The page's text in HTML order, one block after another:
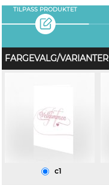
TILPASS PRODUKTET
FARGEVALG/VARIANTER
c1